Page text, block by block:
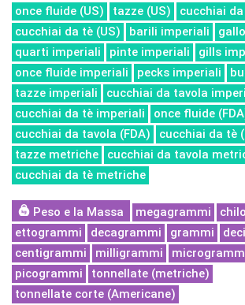
once fluide (US)
tazze (US)
cucchiai
cucchiai da tè (US)
barili imperiali
quarti imperiali
pinte imperiali
gills
once fluide imperiali
pecks imperiali
tazze imperiali
cucchiai da tavola
cucchiai da tè imperiali
once fluide
cucchiai da tavola (FDA)
cucchiai da tè
tazze metriche
cucchiai da tavola
cucchiai da tè metriche
Peso e la Massa megagrammi
ettogrammi
decagrammi grammi
centigrammi
milligrammi
picogrammi
tonnellate (metriche)
tonnellate corte (Americane)